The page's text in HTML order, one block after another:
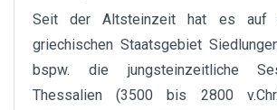
Seit der Altsteinzeit hat es auf
griechischen Staatsgebiet
bspw. die jungsteinzeitliche
Thessalien (3500 bis 2800